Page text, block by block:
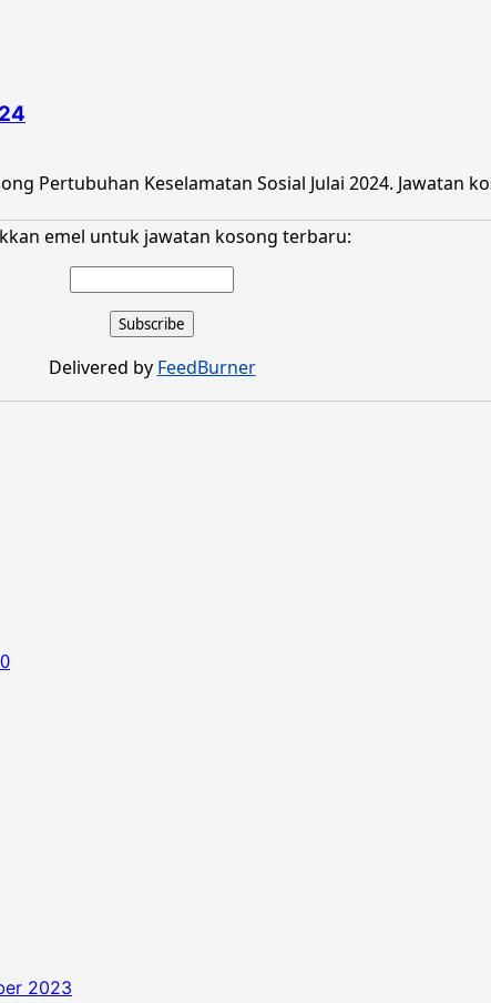
Pertubuhan Keselamatan Sosial Julai 2024. Jawatan
emel untuk jawatan kosong terbaru:
Delivered by FeedBurner
2023